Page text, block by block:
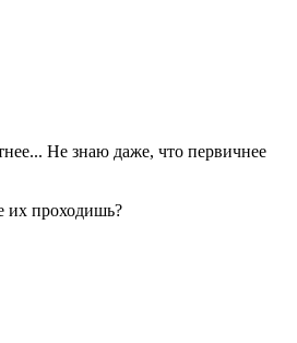
Не знаю даже, что первичнее
их проходишь?